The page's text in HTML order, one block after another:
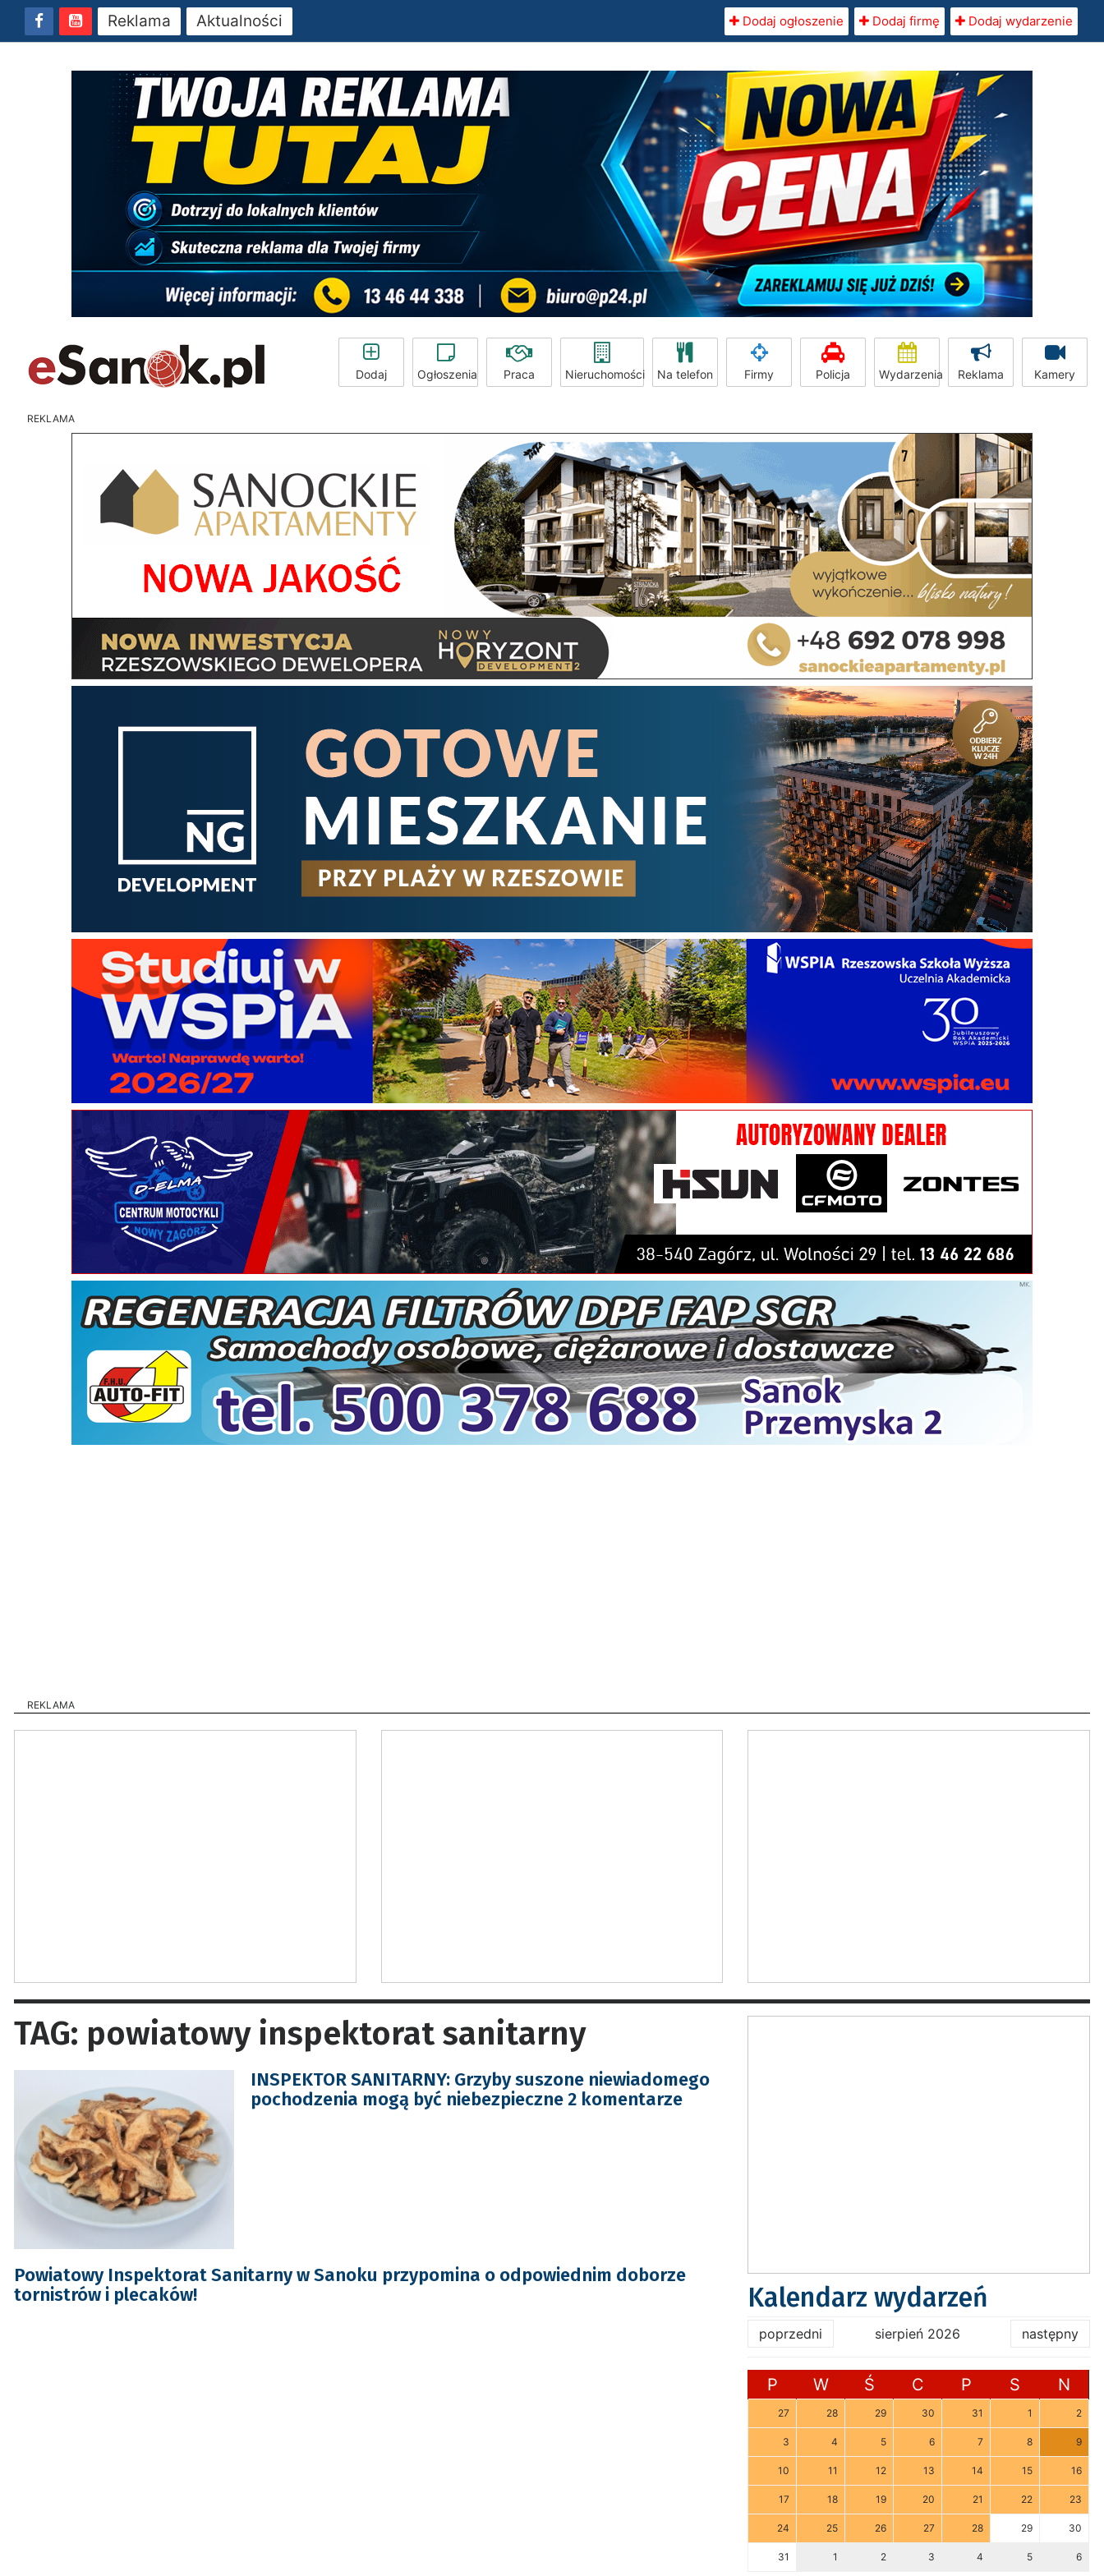
Reklama Aktualności Dodaj ogłoszenie Dodaj firmę Dodaj wydarzenie
Dodaj Ogłoszenia Praca Nieruchomości Na telefon Firmy Policja Wydarzenia Reklama Kamery
REKLAMA
REKLAMA
TAG: powiatowy inspektorat sanitarny
INSPEKTOR SANITARNY: Grzyby suszone niewiadomego
pochodzenia mogą być niebezpieczne 2 komentarze
Powiatowy Inspektorat Sanitarny w Sanoku przypomina o odpowiednim doborze
tornistrów i plecaków!
Kalendarz wydarzeń
poprzedni sierpień 2026 następny
P W Ś C P S N
27 28 29 30 31 1 2
3 4 5 6 7 8 9
10 11 12 13 14 15 16
17 18 19 20 21 22 23
24 25 26 27 28 29 30
31 1 2 3 4 5 6